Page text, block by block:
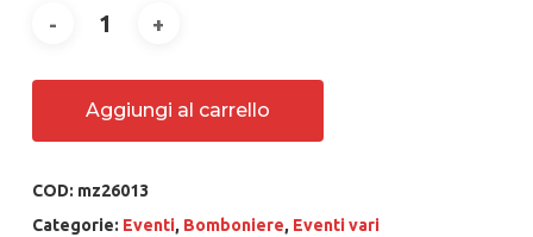
Aggiungi al carrello
COD: mz26013
Categorie: Eventi, Bomboniere, Eventi vari